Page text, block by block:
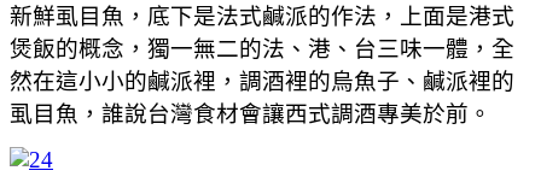
新鮮虱目魚，底下是法式鹹派的作法，上面是港式
煲飯的概念，獨一無二的法、港、台三味一體，全
然在這小小的鹹派裡，調酒裡的烏魚子、鹹派裡的
虱目魚，誰說台灣食材會讓西式調酒專美於前。